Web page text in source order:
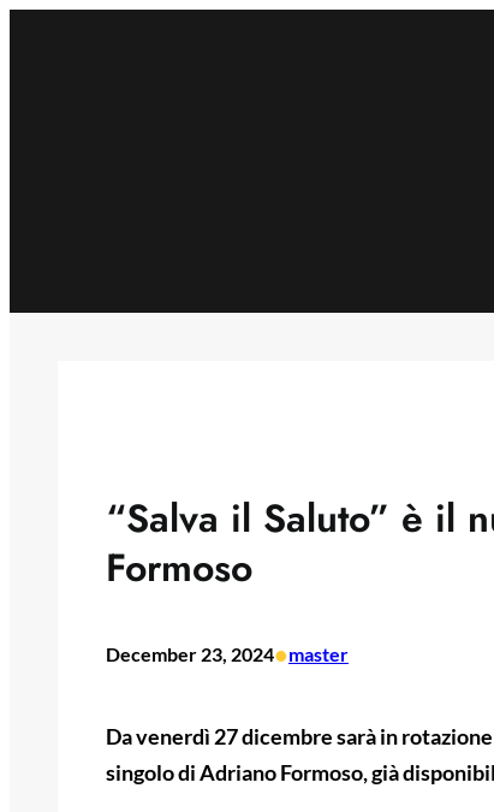
“Salva il Saluto” è il
Formoso
December 23, 2024•master
Da venerdì 27 dicembre sarà in
singolo di Adriano Formoso, già